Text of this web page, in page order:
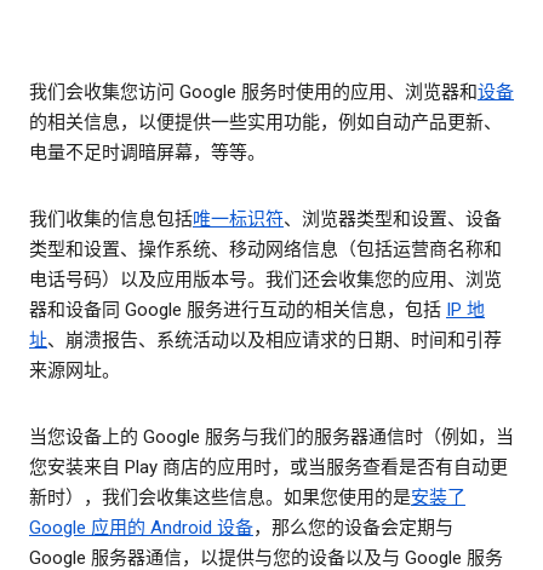
我们会收集您访问 Google 服务时使用的应用、浏览器和设备
的相关信息，以便提供一些实用功能，例如自动产品更新、
电量不足时调暗屏幕，等等。
我们收集的信息包括唯一标识符、浏览器类型和设置、设备
类型和设置、操作系统、移动网络信息（包括运营商名称和
电话号码）以及应用版本号。我们还会收集您的应用、浏览
器和设备同 Google 服务进行互动的相关信息，包括 IP 地
址、崩溃报告、系统活动以及相应请求的日期、时间和引荐
来源网址。
当您设备上的 Google 服务与我们的服务器通信时（例如，当
您安装来自 Play 商店的应用时，或当服务查看是否有自动更
新时），我们会收集这些信息。如果您使用的是安装了
Google 应用的 Android 设备，那么您的设备会定期与
Google 服务器通信，以提供与您的设备以及与 Google 服务